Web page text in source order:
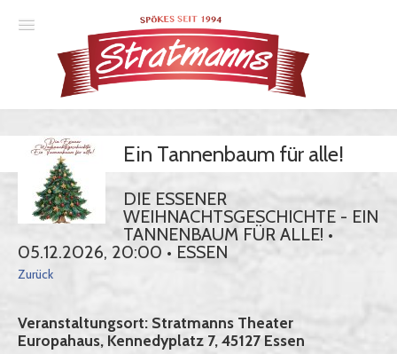
Essener Ehrendoktor
Unsere Komödien
Gastspiele
Gutscheine
Anmelden
Ein Tannenbaum für alle!
DIE ESSENER
WEIHNACHTSGESCHICHTE - EIN
TANNENBAUM FÜR ALLE! •
05.12.2026, 20:00 • ESSEN
Zurück
Veranstaltungsort: Stratmanns Theater
Europahaus, Kennedyplatz 7, 45127 Essen